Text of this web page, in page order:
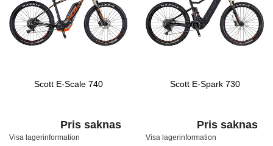
Scott E-Scale 740
Pris saknas
Visa lagerinformation
Scott E-Spark 730
Pris saknas
Visa lagerinformation